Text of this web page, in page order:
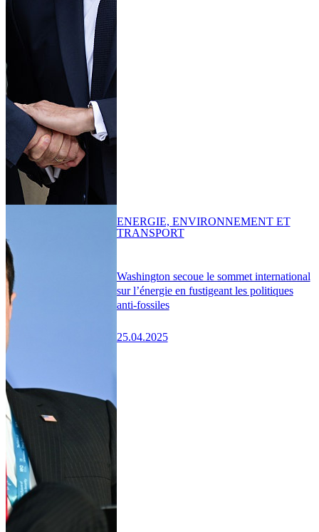
Washington secoue le sommet international
sur l’énergie en fustigeant les politiques
anti-fossiles
25.04.2025
ENERGIE, ENVIRONNEMENT ET
TRANSPORT